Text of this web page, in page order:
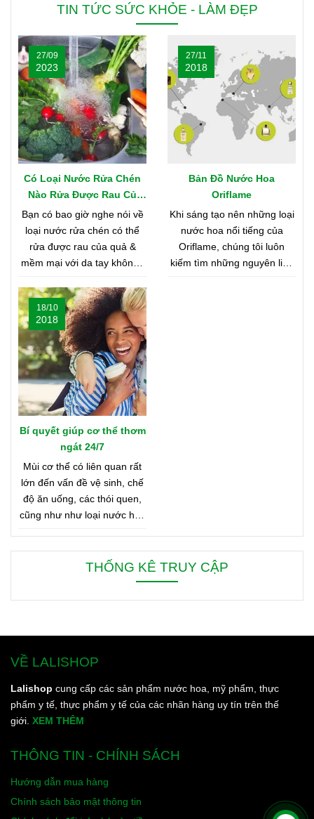
TIN TỨC SỨC KHỎE - LÀM ĐẸP
Có Loại Nước Rửa Chén
Nào Rửa Được Rau Củ
Quả & Mềm Mại Với Da
Tay?
27/09
2023
Bạn có bao giờ nghe nói về
loại nước rửa chén có thể
rửa được rau của quả &
mềm mại với da tay không?
bạn hãy cùng shop tìm hiểu
nhé
Bản Đồ Nước Hoa
Oriflame
27/11
2018
Khi sáng tạo nên những loại
nước hoa nổi tiếng của
Oriflame, chúng tôi luôn
kiếm tìm những nguyên liệu
Bí quyết giúp cơ thể thơm
ngát 24/7
18/10
2018
Mùi cơ thể có liên quan rất
lớn đến vấn đề vệ sinh, chế
độ ăn uống, các thói quen,
cũng như như loại nước hoa
cơ thể thơm ngát từ sáng
đến tối, từ đầu đến chân.
THỐNG KÊ TRUY CẬP
VỀ LALISHOP
Lalishop cung cấp các sản phẩm nước hoa, mỹ phẩm, thực
phẩm y tế, thực phẩm y tế của các nhãn hàng uy tín trên thế
giới. XEM THÊM
THÔNG TIN - CHÍNH SÁCH
Hướng dẫn mua hàng
Chính sách bảo mật thông tin